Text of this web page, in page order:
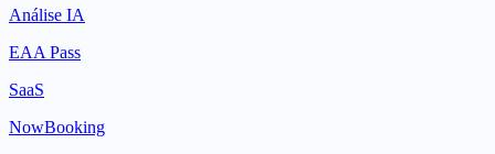
Análise IA
EAA Pass
SaaS
NowBooking